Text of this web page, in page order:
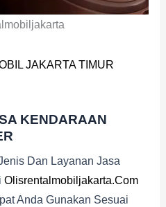
JAKARTA TIMUR
KENDARAAN
Dan Layanan Jasa
Olisrentalmobiljakarta.com
Anda Gunakan Sesuai